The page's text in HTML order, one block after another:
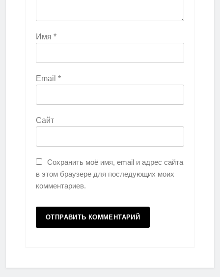
Имя *
Email *
Сайт
Сохранить моё имя, email и адрес сайта
в этом браузере для последующих моих
комментариев.